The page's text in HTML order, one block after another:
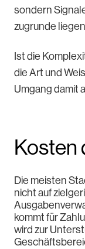
sondern
zugrunde
Ist die
die Art und
Umgang damit
Kosten
Die meisten
nicht auf
kommt für
wird zur